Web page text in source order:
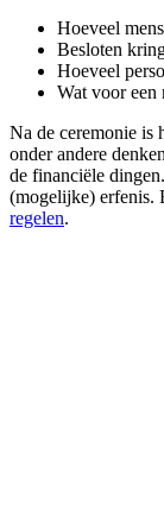
Hoeveel
Besloten
Hoeveel
Wat voor een
Na de ceremonie is
onder andere
de financiële
(mogelijke) erfenis.
regelen.